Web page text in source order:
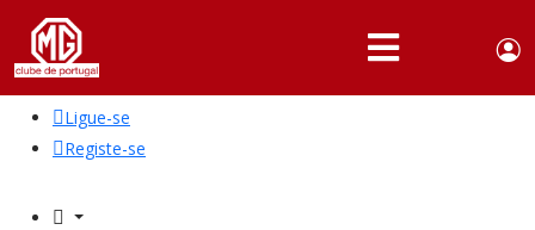
Portuguese,
English
QUEM
SOMOS
Ligue-se
Registe-se